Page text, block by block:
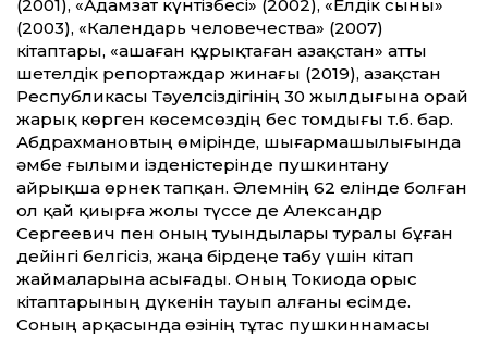
(2001), «Адамзат күнтізбесі» (2002), «Елдік сыны»
(2003), «Календарь человечества» (2007)
кітаптары, «Қашаған құрықтаған Қазақстан» атты
шетелдік репортаждар жинағы (2019), Қазақстан
Республикасы Тәуелсіздігінің 30 жылдығына орай
жарық көрген көсемсөздің бес томдығы т.б. бар.
Абдрахмановтың өмірінде, шығармашылығында
әмбе ғылыми ізденістерінде пушкинтану
айрықша өрнек тапқан. Әлемнің 62 елінде болған
ол қай қиырға жолы түссе де Александр
Сергеевич пен оның туындылары туралы бұған
дейінгі белгісіз, жаңа бірдеңе табу үшін кітап
жаймаларына асығады. Оның Токиода орыс
кітаптарының дүкенін тауып алғаны есімде.
Соның арқасында өзінің тұтас пушкиннамасы